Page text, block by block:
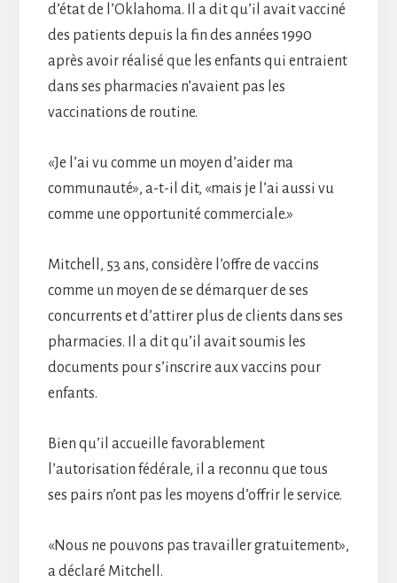
d’état de l’Oklahoma. Il a dit qu’il avait vacciné
des patients depuis la fin des années 1990
après avoir réalisé que les enfants qui entraient
dans ses pharmacies n’avaient pas les
vaccinations de routine.
«Je l’ai vu comme un moyen d’aider ma
communauté», a-t-il dit, «mais je l’ai aussi vu
comme une opportunité commerciale.»
Mitchell, 53 ans, considère l’offre de vaccins
comme un moyen de se démarquer de ses
concurrents et d’attirer plus de clients dans ses
pharmacies. Il a dit qu’il avait soumis les
documents pour s’inscrire aux vaccins pour
enfants.
Bien qu’il accueille favorablement
l’autorisation fédérale, il a reconnu que tous
ses pairs n’ont pas les moyens d’offrir le service.
«Nous ne pouvons pas travailler gratuitement»,
a déclaré Mitchell.